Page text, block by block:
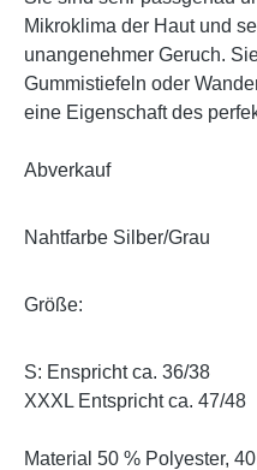
Mikroklima der Haut und
unangenehmer Geruch.
Gummistiefeln oder
eine Eigenschaft des
Abverkauf
Nahtfarbe Silber/Grau
Größe:
S: Enspricht ca. 36/38
XXXL Entspricht ca. 47/48
Material 50 % Polyester,